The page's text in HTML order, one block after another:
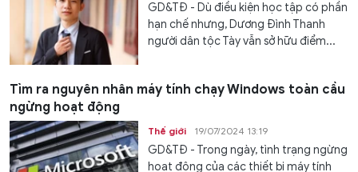
GD&TĐ - Dù điều kiện học tập có phần
hạn chế nhưng, Dương Đình Thanh
người dân tộc Tày vẫn sở hữu điểm...
Tìm ra nguyên nhân máy tính chạy Windows toàn cầu
ngừng hoạt động
Thế giới 19/07/2024 13:19
GD&TĐ - Trong ngày, tình trạng ngừng
hoạt động của các thiết bị máy tính